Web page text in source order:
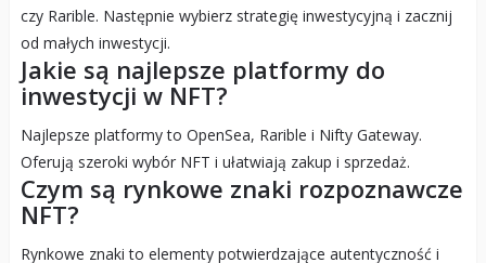
czy Rarible. Następnie wybierz strategię inwestycyjną i zacznij
od małych inwestycji.
Jakie są najlepsze platformy do
inwestycji w NFT?
Najlepsze platformy to OpenSea, Rarible i Nifty Gateway.
Oferują szeroki wybór NFT i ułatwiają zakup i sprzedaż.
Czym są rynkowe znaki rozpoznawcze
NFT?
Rynkowe znaki to elementy potwierdzające autentyczność i